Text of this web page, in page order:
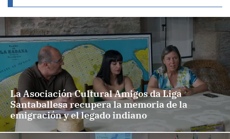
La Asociación Cultural Amigos da Liga
Santaballesa recupera la memoria de la
emigración y el legado indiano